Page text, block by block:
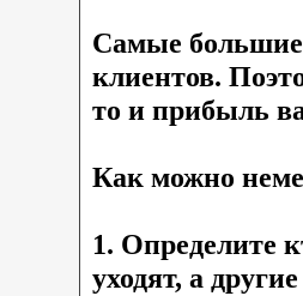
Самые
клиентов.
то и прибыль
Как можно
1. Определите
уходят, а